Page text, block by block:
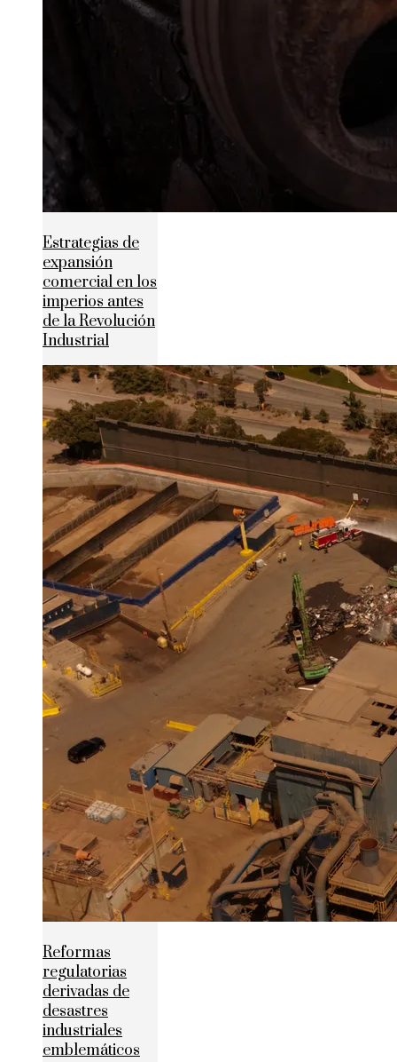
Estrategias de
expansión
comercial en los
imperios antes
de la Revolución
Industrial
Reformas
regulatorias
derivadas de
desastres
industriales
emblemáticos